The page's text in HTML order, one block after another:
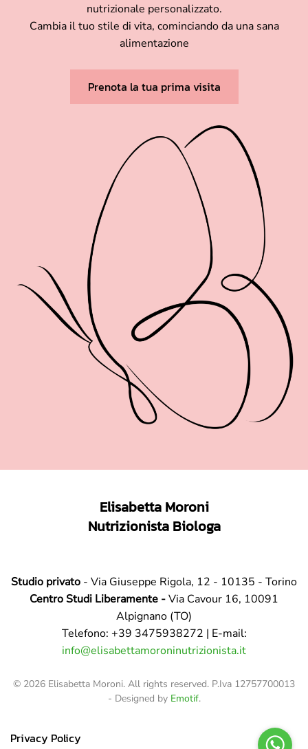
nutrizionale personalizzato.
Cambia il tuo stile di vita, cominciando da una sana
alimentazione
Prenota la tua prima visita
Elisabetta Moroni
Nutrizionista Biologa
Studio privato - Via Giuseppe Rigola, 12 - 10135 - Torino
Centro Studi Liberamente -Via Cavour 16, 10091
Alpignano (TO)
Telefono: +39 3475938272 | E-mail:
info@elisabettamoroninutrizionista.it
© 2026 Elisabetta Moroni. All rights reserved. P.Iva 12757700013
- Designed by Emotif.
Privacy Policy